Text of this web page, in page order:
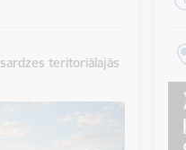
teritoriālajās